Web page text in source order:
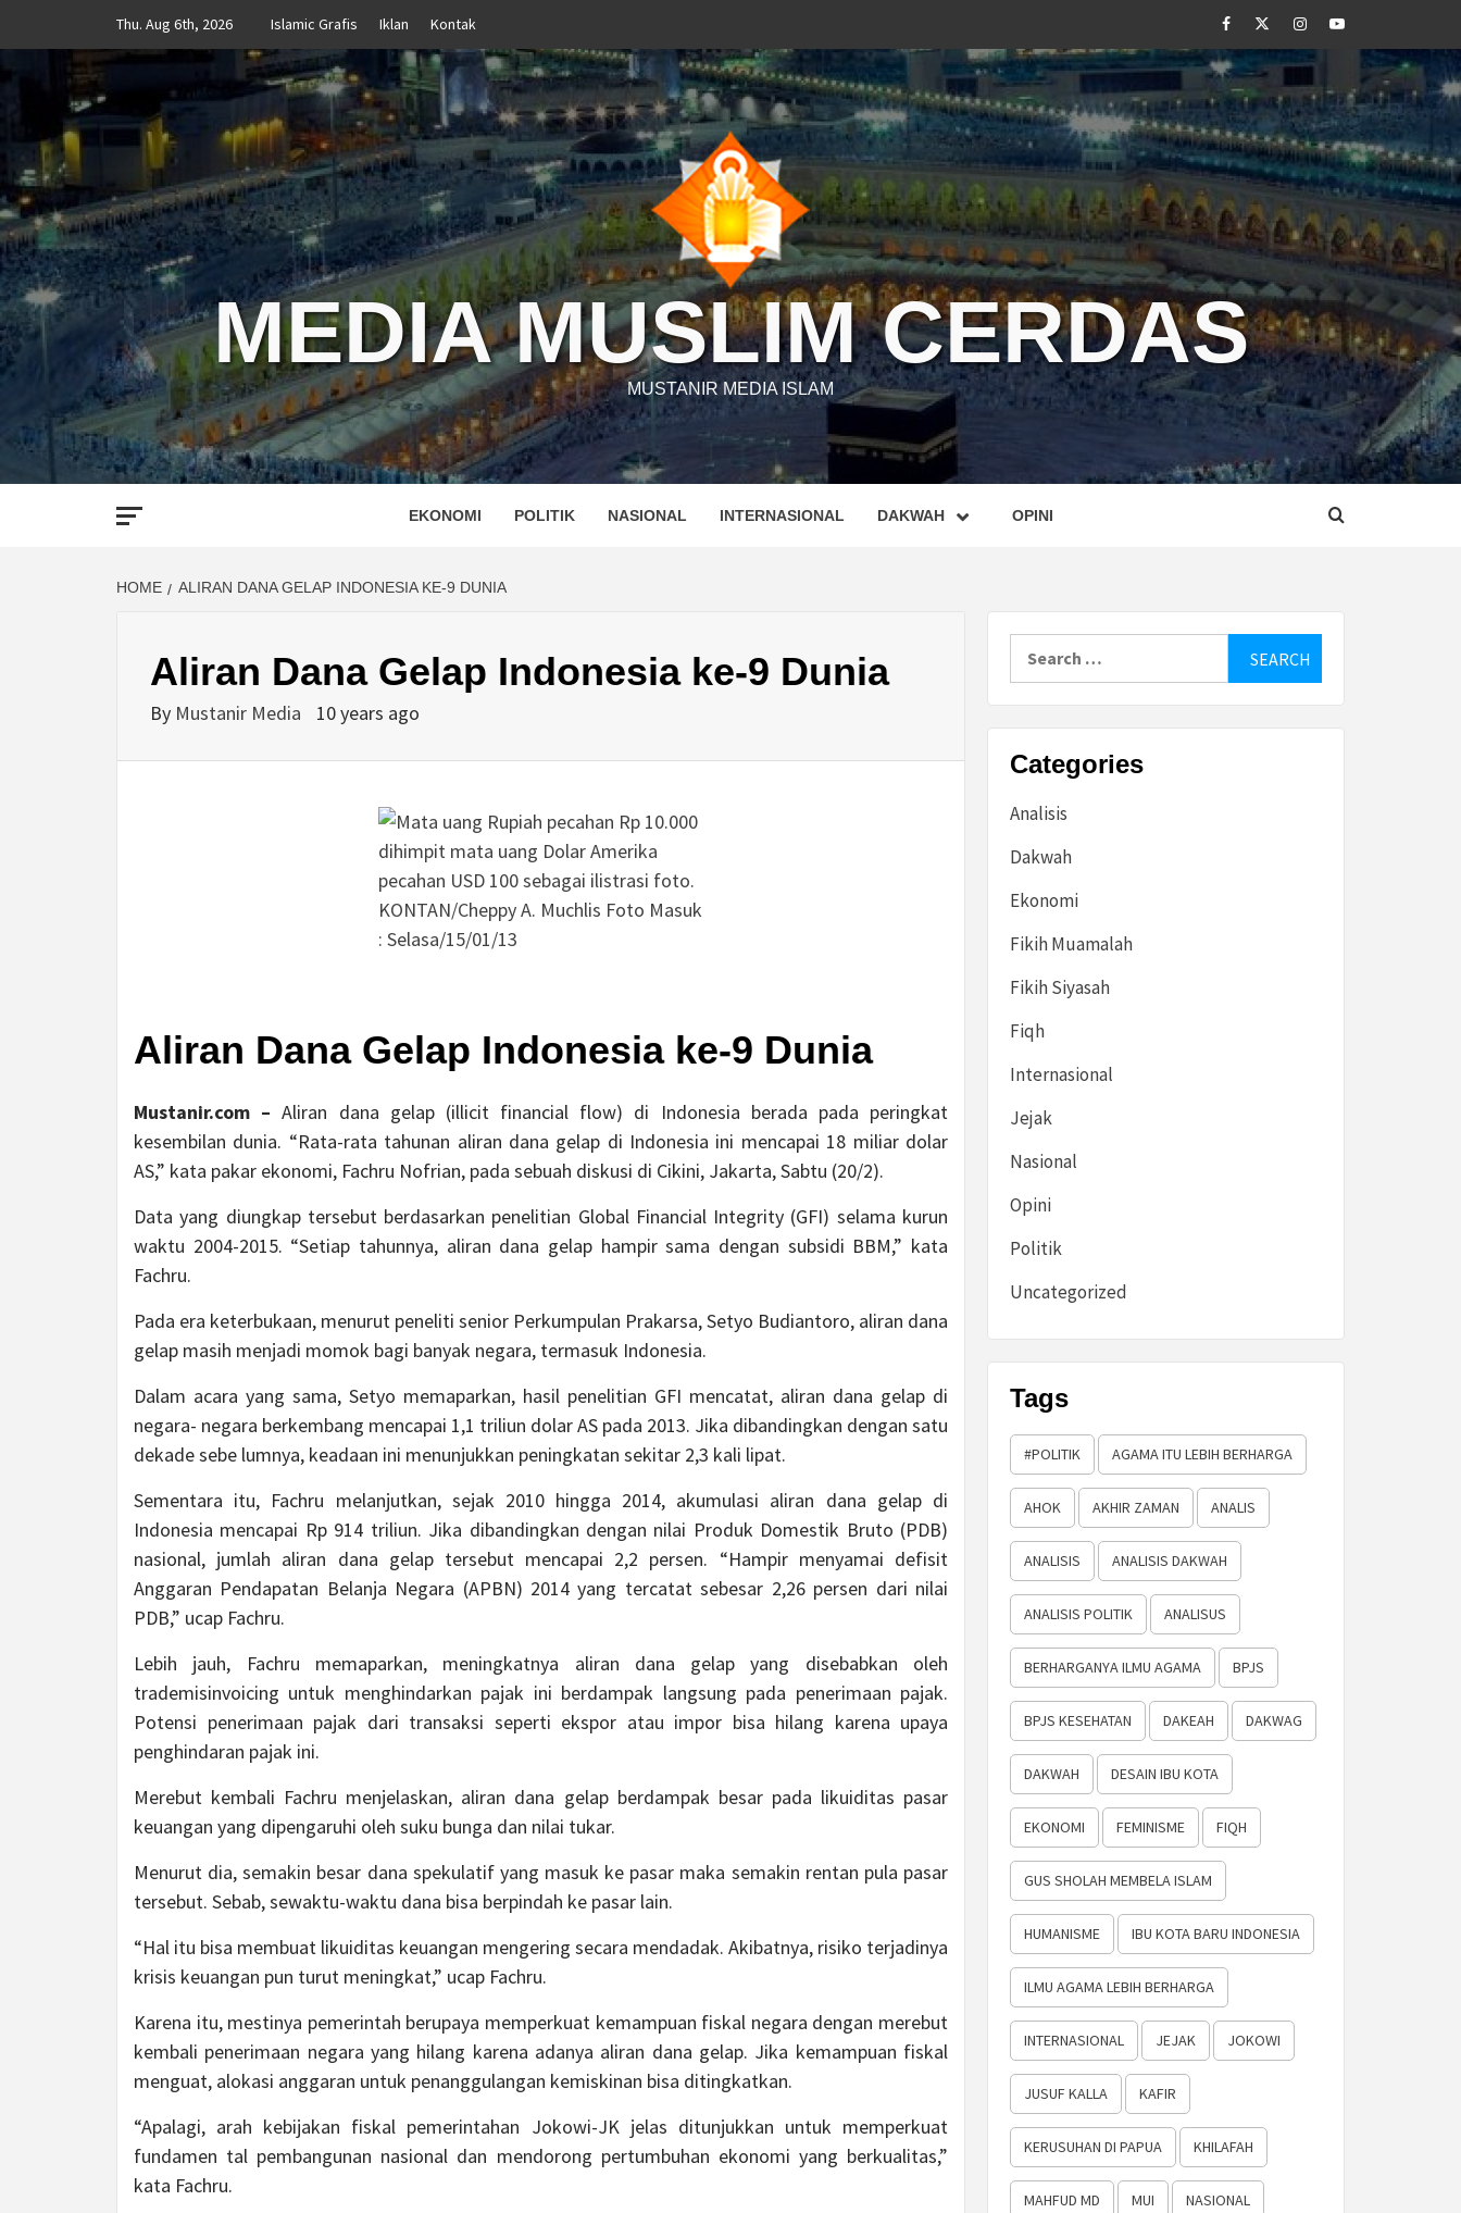
Thu. Aug 6th, 2026 Islamic Grafis Iklan Kontak FacebookTwitterInstagram
Youtube
MEDIA MUSLIM CERDAS
MUSTANIR MEDIA ISLAM
EKONOMI POLITIK NASIONAL INTERNASIONAL DAKWAH OPINI
HOME ALIRAN DANA GELAP INDONESIA KE-9 DUNIA
Aliran Dana Gelap Indonesia ke-9 Dunia
By Mustanir Media 10 years ago
Aliran Dana Gelap Indonesia ke-9 Dunia
Mustanir.com –Aliran dana gelap (illicit financial flow) di Indonesia berada pada peringkat
kesembilan dunia. “Rata-rata tahunan aliran dana gelap di Indonesia ini mencapai 18 miliar dolar
AS,” kata pakar ekonomi, Fachru Nofrian, pada sebuah diskusi di Cikini, Jakarta, Sabtu (20/2).
Data yang diungkap tersebut berdasarkan penelitian Global Financial Integrity (GFI) selama kurun
waktu 2004-2015. “Setiap tahunnya, aliran dana gelap hampir sama dengan subsidi BBM,” kata
Fachru.
Pada era keterbukaan, menurut peneliti senior Perkumpulan Prakarsa, Setyo Budiantoro, aliran dana
gelap masih menjadi momok bagi banyak negara, termasuk Indonesia.
Dalam acara yang sama, Setyo memaparkan, hasil penelitian GFI mencatat, aliran dana gelap di
negara- negara berkembang mencapai 1,1 triliun dolar AS pada 2013. Jika dibandingkan dengan satu
dekade sebe lumnya, keadaan ini menunjukkan peningkatan sekitar 2,3 kali lipat.
Sementara itu, Fachru melanjutkan, sejak 2010 hingga 2014, akumulasi aliran dana gelap di
Indonesia mencapai Rp 914 triliun. Jika dibandingkan dengan nilai Produk Domestik Bruto (PDB)
nasional, jumlah aliran dana gelap tersebut mencapai 2,2 persen. “Hampir menyamai defisit
Anggaran Pendapatan Belanja Negara (APBN) 2014 yang tercatat sebesar 2,26 persen dari nilai
PDB,” ucap Fachru.
Lebih jauh, Fachru memaparkan, meningkatnya aliran dana gelap yang disebabkan oleh
trademisinvoicing untuk menghindarkan pajak ini berdampak langsung pada penerimaan pajak.
Potensi penerimaan pajak dari transaksi seperti ekspor atau impor bisa hilang karena upaya
penghindaran pajak ini.
Merebut kembali Fachru menjelaskan, aliran dana gelap berdampak besar pada likuiditas pasar
keuangan yang dipengaruhi oleh suku bunga dan nilai tukar.
Menurut dia, semakin besar dana spekulatif yang masuk ke pasar maka semakin rentan pula pasar
tersebut. Sebab, sewaktu-waktu dana bisa berpindah ke pasar lain.
“Hal itu bisa membuat likuiditas keuangan mengering secara mendadak. Akibatnya, risiko terjadinya
krisis keuangan pun turut meningkat,” ucap Fachru.
Karena itu, mestinya pemerintah berupaya memperkuat kemampuan fiskal negara dengan merebut
kembali penerimaan negara yang hilang karena adanya aliran dana gelap. Jika kemampuan fiskal
menguat, alokasi anggaran untuk penanggulangan kemiskinan bisa ditingkatkan.
“Apalagi, arah kebijakan fiskal pemerintahan Jokowi-JK jelas ditunjukkan untuk memperkuat
fundamen tal pembangunan nasional dan mendorong pertumbuhan ekonomi yang berkualitas,”
kata Fachru.
Categories
Analisis
Dakwah
Ekonomi
Fikih Muamalah
Fikih Siyasah
Fiqh
Internasional
Jejak
Nasional
Opini
Politik
Uncategorized
Tags
#POLITIK AGAMA ITU LEBIH BERHARGA
AHOK AKHIR ZAMAN ANALIS
ANALISIS ANALISIS DAKWAH
ANALISIS POLITIK ANALISUS
BERHARGANYA ILMU AGAMA BPJS
BPJS KESEHATAN DAKEAH DAKWAG
DAKWAH DESAIN IBU KOTA
EKONOMI FEMINISME FIQH
GUS SHOLAH MEMBELA ISLAM
HUMANISME IBU KOTA BARU INDONESIA
ILMU AGAMA LEBIH BERHARGA
INTERNASIONAL JEJAK JOKOWI
JUSUF KALLA KAFIR
KERUSUHAN DI PAPUA KHILAFAH
MAHFUD MD MUI NASIONAL